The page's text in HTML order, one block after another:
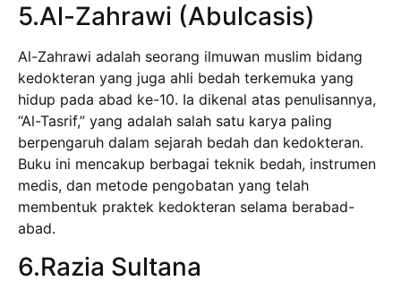
5.Al-Zahrawi (Abulcasis)
Al-Zahrawi adalah seorang ilmuwan muslim bidang
kedokteran yang juga ahli bedah terkemuka yang
hidup pada abad ke-10. Ia dikenal atas penulisannya,
“Al-Tasrif,” yang adalah salah satu karya paling
berpengaruh dalam sejarah bedah dan kedokteran.
Buku ini mencakup berbagai teknik bedah, instrumen
medis, dan metode pengobatan yang telah
membentuk praktek kedokteran selama berabad-
abad.
6.Razia Sultana